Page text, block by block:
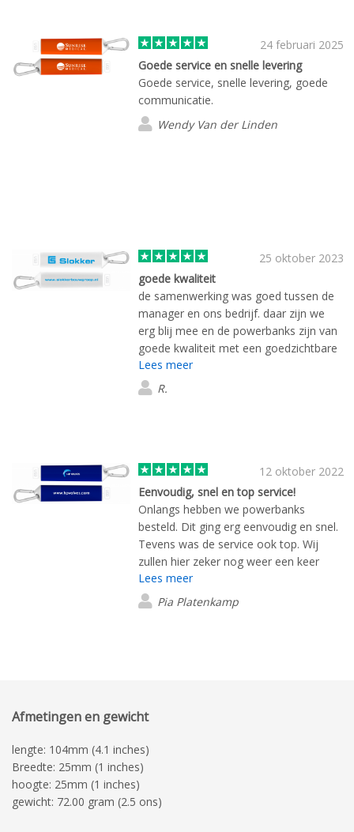
24 februari 2025
Goede service en snelle levering
Goede service, snelle levering, goede
communicatie.
Wendy Van der Linden
25 oktober 2023
goede kwaliteit
de samenwerking was goed tussen de
manager en ons bedrijf. daar zijn we
erg blij mee en de powerbanks zijn van
goede kwaliteit met een goedzichtbare
bedrukking.
Lees meer
R.
12 oktober 2022
Eenvoudig, snel en top service!
Onlangs hebben we powerbanks
besteld. Dit ging erg eenvoudig en snel.
Tevens was de service ook top. Wij
zullen hier zeker nog weer een keer
bestellen.
Lees meer
Pia Platenkamp
Afmetingen en gewicht
lengte: 104mm (4.1 inches)
Breedte: 25mm (1 inches)
hoogte: 25mm (1 inches)
gewicht: 72.00 gram (2.5 ons)